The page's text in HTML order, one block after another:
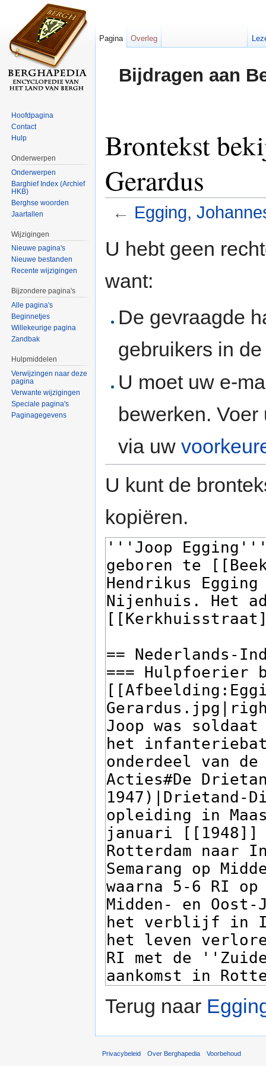
Bijdragen aan
Brontekst
Gerardus
← Egging,
U hebt geen
want:
De gevraagde
gebruikers in
U moet uw e-
bewerken.
via uw
U kunt de
kopiëren.
Terug naar
Pagina Overleg
Hoofdpagina
Contact
Hulp
Onderwerpen
Onderwerpen
Barghief Index (Archief
HKB)
Berghse woorden
Jaartallen
Wijzigingen
Nieuwe pagina's
Nieuwe bestanden
Recente wijzigingen
Bijzondere pagina's
Alle pagina's
Beginnetjes
Willekeurige pagina
Zandbak
Hulpmiddelen
Verwijzingen naar deze
pagina
Verwante wijzigingen
Speciale pagina's
Paginagegevens
Privacybeleid Over Berghapedia Voorbehoud